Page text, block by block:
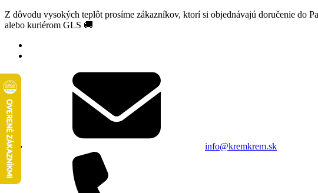
Z dôvodu vysokých teplôt prosíme zákazníkov, ktorí si objednávajú doručenie do
alebo kuriérom GLS 🚚
info@kremkrem.sk